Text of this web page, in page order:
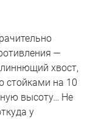
—
хвост,
стойками на 10
высоту… Не
у